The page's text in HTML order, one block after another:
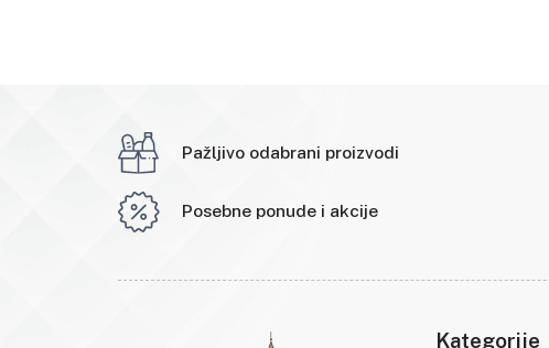
Pažljivo odabrani proizvodi
Posebne ponude i akcije
Kategorije